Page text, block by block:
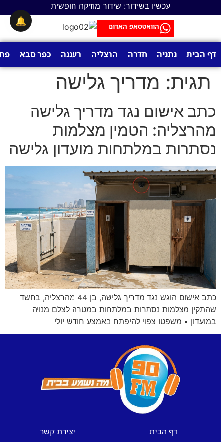
עכשיו בשידור: שידור מוזיקה חופשית
הוואטסאפ האדום
דף הבית נתניה חדרה הרצליה רעננה כפר סבא
תגית: מדריך גלישה
כתב אישום נגד מדריך גלישה
מהרצליה: הטמין מצלמות
נסתרות במלתחות מועדון גלישה
כתב אישום הוגש נגד מדריך גלישה, בן 44 מהרצליה, בחשד
שהתקין מצלמות נסתרות במלתחות במטרה לצלם מנויה
במועדון • משפטו צפוי להיפתח באמצע חודש יולי
דף הבית
יצירת קשר
🔔